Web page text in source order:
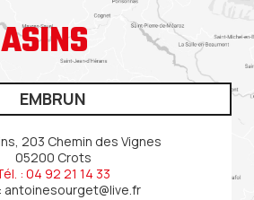
EMBRUN
203 Chemin des Vignes
05200 Crots
: 04 92 21 14 33
antoinesourget@live.fr